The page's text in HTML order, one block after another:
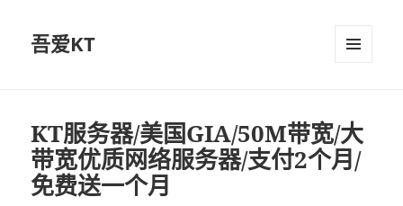
吾爱KT
KT服务器/美国GIA/50M带宽/大
带宽优质网络服务器/支付2个月/
免费送一个月